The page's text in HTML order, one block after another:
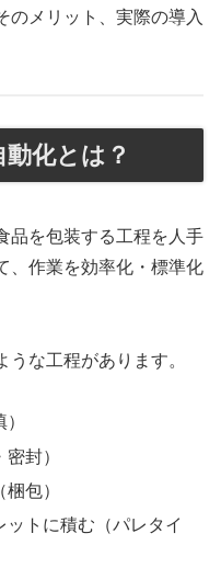
のメリット、実際の導入
化とは？
品を包装する工程を人手
、作業を効率化・標準化
な工程があります。
封）
包）
トに積む（パレタイ